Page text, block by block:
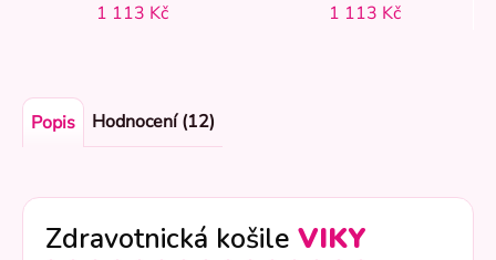
1 113 Kč
1 113 Kč
Popis Hodnocení (12)
Zdravotnická košile VIKY